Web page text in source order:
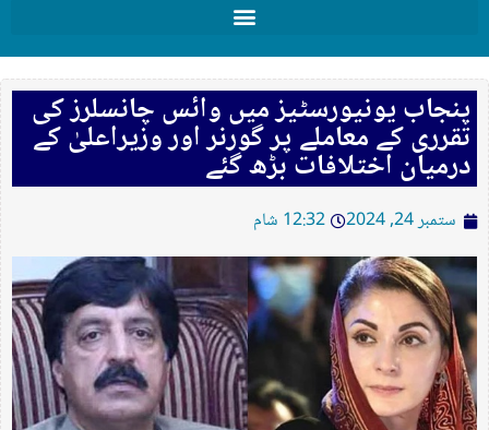
پنجاب یونیورسٹیز میں وائس چانسلرز کی
تقرری کے معاملے پر گورنر اور وزیراعلیٰ کے
درمیان اختلافات بڑھ گئے
ستمبر 24, 2024 12:32 شام